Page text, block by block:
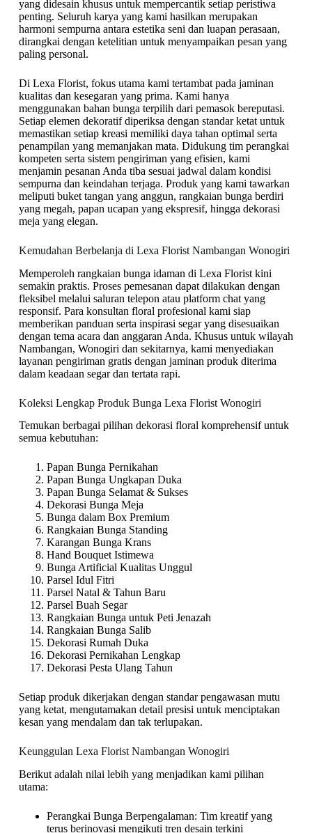
yang didesain khusus untuk mempercantik setiap peristiwa
penting. Seluruh karya yang kami hasilkan merupakan
harmoni sempurna antara estetika seni dan luapan perasaan,
dirangkai dengan ketelitian untuk menyampaikan pesan yang
paling personal.
Di Lexa Florist, fokus utama kami tertambat pada jaminan
kualitas dan kesegaran yang prima. Kami hanya
menggunakan bahan bunga terpilih dari pemasok bereputasi.
Setiap elemen dekoratif diperiksa dengan standar ketat untuk
memastikan setiap kreasi memiliki daya tahan optimal serta
penampilan yang memanjakan mata. Didukung tim perangkai
kompeten serta sistem pengiriman yang efisien, kami
menjamin pesanan Anda tiba sesuai jadwal dalam kondisi
sempurna dan keindahan terjaga. Produk yang kami tawarkan
meliputi buket tangan yang anggun, rangkaian bunga berdiri
yang megah, papan ucapan yang ekspresif, hingga dekorasi
meja yang elegan.
Kemudahan Berbelanja di Lexa Florist Nambangan Wonogiri
Memperoleh rangkaian bunga idaman di Lexa Florist kini
semakin praktis. Proses pemesanan dapat dilakukan dengan
fleksibel melalui saluran telepon atau platform chat yang
responsif. Para konsultan floral profesional kami siap
memberikan panduan serta inspirasi segar yang disesuaikan
dengan tema acara dan anggaran Anda. Khusus untuk wilayah
Nambangan, Wonogiri dan sekitarnya, kami menyediakan
layanan pengiriman gratis dengan jaminan produk diterima
dalam keadaan segar dan tertata rapi.
Koleksi Lengkap Produk Bunga Lexa Florist Wonogiri
Temukan berbagai pilihan dekorasi floral komprehensif untuk
semua kebutuhan:
Papan Bunga Pernikahan
Papan Bunga Ungkapan Duka
Papan Bunga Selamat & Sukses
Dekorasi Bunga Meja
Bunga dalam Box Premium
Rangkaian Bunga Standing
Karangan Bunga Krans
Hand Bouquet Istimewa
Bunga Artificial Kualitas Unggul
Parsel Idul Fitri
Parsel Natal & Tahun Baru
Parsel Buah Segar
Rangkaian Bunga untuk Peti Jenazah
Rangkaian Bunga Salib
Dekorasi Rumah Duka
Dekorasi Pernikahan Lengkap
Dekorasi Pesta Ulang Tahun
Setiap produk dikerjakan dengan standar pengawasan mutu
yang ketat, mengutamakan detail presisi untuk menciptakan
kesan yang mendalam dan tak terlupakan.
Keunggulan Lexa Florist Nambangan Wonogiri
Berikut adalah nilai lebih yang menjadikan kami pilihan
utama:
Perangkai Bunga Berpengalaman: Tim kreatif yang
terus berinovasi mengikuti tren desain terkini